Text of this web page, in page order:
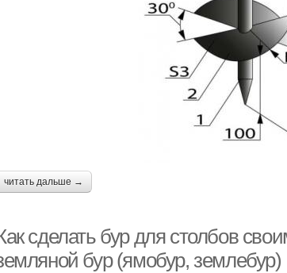
читать дальше →
сделать бур для столбов
бур (ямобур, землебур)